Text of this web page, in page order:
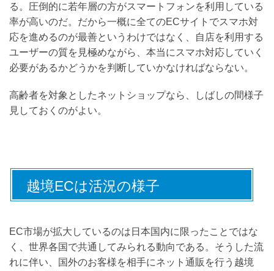
る。圧倒的に若年層の方がスマートフォンを利用している
率が高いのだ。だから一概に全てのECサイトでスマホ対
応を進めるのが最善というわけではなく、自店を利用する
ユーザーの質を見極めながら、本当にスマホ対応していく
必要があるかどうかを判断していかなければならない。
高齢者を対象としたネットショップなら、しばしの間様子
見しておくのがよい。
越境ECは活況の様子
EC市場が拡大しているのは日本国内に限ったことではな
く、世界各国で共通してみられる動向である。そうした流
れに伴い、国外のお客様を相手にネット通販を行う越境